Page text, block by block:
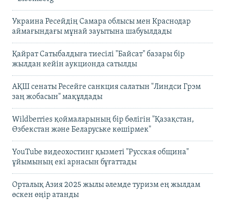
Украина Ресейдің Самара облысы мен Краснодар
аймағындағы мұнай зауытына шабуылдады
Қайрат Сатыбалдыға тиесілі "Байсат" базары бір
жылдан кейін аукционда сатылды
АҚШ сенаты Ресейге санкция салатын "Линдси Грэм
заң жобасын" мақұлдады
Wildberries қоймаларының бір бөлігін "Қазақстан,
Өзбекстан және Беларуське көшірмек"
YouTube видеохостинг қызметі "Русская община"
ұйымының екі арнасын бұғаттады
Орталық Азия 2025 жылы әлемде туризм ең жылдам
өскен өңір атанды